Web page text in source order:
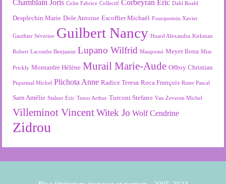
Chamblain Joris Colin Fabrice Collectif Corbeyran Eric Dahl Roald
Desplechin Marie Dole Antoine Escoffier Michaël Fourquemin Xavier
Gauthier Séverine Guilbert Nancy Huard Alexandra Kirkman
Robert Lacombe Benjamin Lupano Wilfrid Maupomé Meyer Ilona Miss
Prickly Montardre Hélène Murail Marie-Aude Offroy Christian
Piquemal Michel Plichota Anne Radice Teresa Roca François Ruter Pascal
Sarn Amélie Stalner Eric Tenor Arthur Turconi Stefano Van Zeveren Michel
Villeminot Vincent Witek Jo Wolf Cendrine
Zidrou